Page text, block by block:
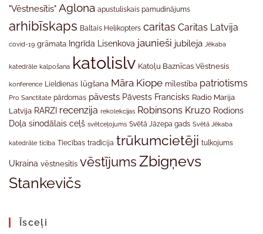
"Vēstnesītis" Aglona apustuliskais pamudinājums
arhibīskaps Baltais Helikopters caritas Caritas Latvija
covid-19 grāmata Ingrīda Lisenkova jaunieši jubileja Jēkaba
katedrāle kalpošana katolislv Katoļu Baznīcas Vēstnesis
konference Lieldienas lūgšana Māra Kiope mīlestība patriotisms
Pro Sanctitate pārdomas pāvests Pāvests Francisks Radio Marija
Latvija RARZI recenzija rekolekcijas Robinsons Kruzo Rodions
Doļa sinodālais ceļš svētceļojums Svētā Jāzepa gads Svētā Jēkaba
katedrāle ticība Tiecības tradīcija trūkumcietēji tulkojums
Ukraina vēstnesītis vēstījumsZbigņevs
Stankevičs
Īsceļi